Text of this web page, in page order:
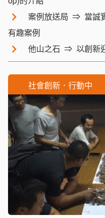
案例放送局
當誠
有趣案例
他山之石
以創新
社會創新．行動中